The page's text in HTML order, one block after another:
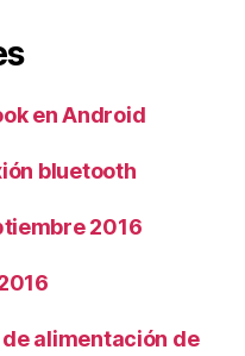
en Android
bluetooth
2016
alimentación de